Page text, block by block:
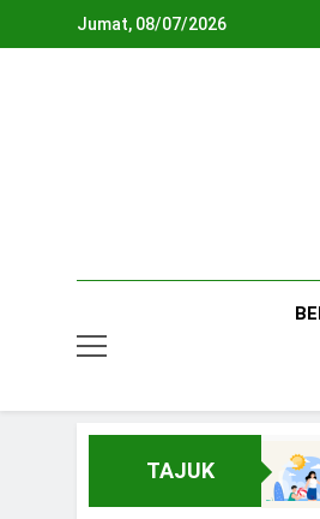
Jumat, 08/07/2026
TAJUK